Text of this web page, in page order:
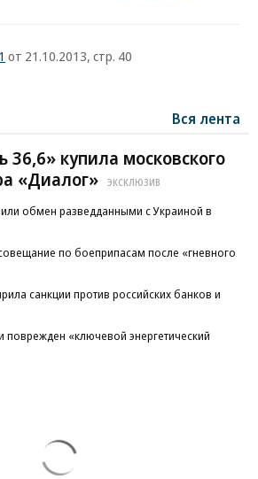
от 21.10.2013, стр. 40
Вся лента
36,6» купила московского
«Диалог»
ЭКСКЛЮЗИВ
обмен разведданными с Украиной в
по боеприпасам после «гневного
санкции против российских банков и
«ключевой энергетический